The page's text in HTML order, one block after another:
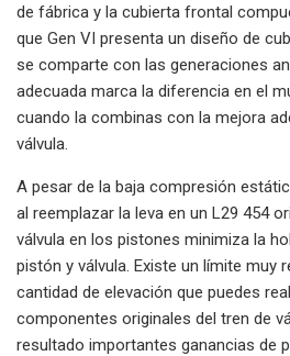
de fábrica y la cubierta frontal
que Gen VI presenta un diseño de
se comparte con las generaciones
adecuada marca la diferencia en el
cuando la combinas con la mejora
válvula.
A pesar de la baja compresión
al reemplazar la leva en un L29 454
válvula en los pistones minimiza la
pistón y válvula. Existe un límite muy
cantidad de elevación que puedes
componentes originales del tren de
resultado importantes ganancias de